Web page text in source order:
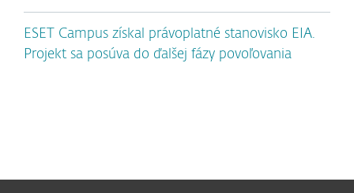
ESET Campus získal právoplatné stanovisko EIA.
Projekt sa posúva do ďalšej fázy povoľovania